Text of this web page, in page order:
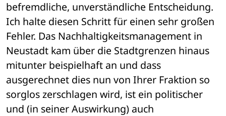
befremdliche, unverständliche Entscheidung.
Ich halte diesen Schritt für einen sehr großen
Fehler. Das Nachhaltigkeitsmanagement in
Neustadt kam über die Stadtgrenzen hinaus
mitunter beispielhaft an und dass
ausgerechnet dies nun von Ihrer Fraktion so
sorglos zerschlagen wird, ist ein politischer
und (in seiner Auswirkung) auch